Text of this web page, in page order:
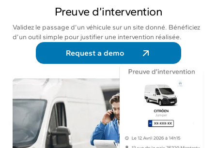
Preuve d’intervention
Validez le passage d’un véhicule sur un site donné. Bénéficiez
d’un outil simple pour justifier une intervention réalisée.
Request a demo